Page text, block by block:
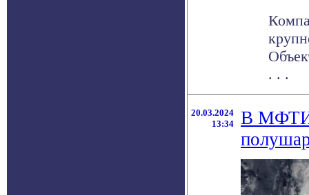
. . .
20.03.2024
13:34
В МФТИ